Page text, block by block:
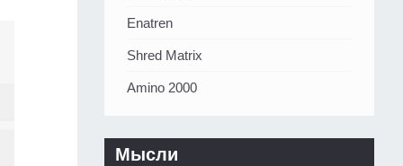
Enatren
Shred Matrix
Amino 2000
Мысли